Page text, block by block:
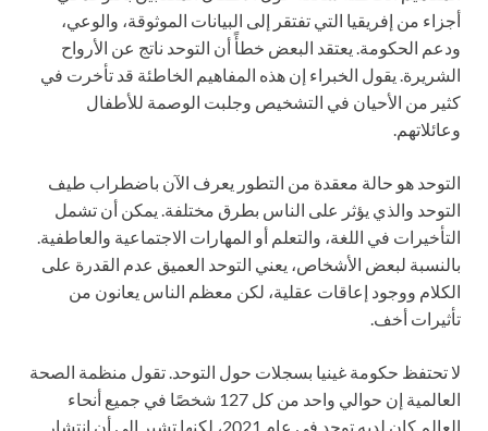
أجزاء من إفريقيا التي تفتقر إلى البيانات الموثوقة، والوعي،
ودعم الحكومة. يعتقد البعض خطأً أن التوحد ناتج عن الأرواح
الشريرة. يقول الخبراء إن هذه المفاهيم الخاطئة قد تأخرت في
كثير من الأحيان في التشخيص وجلبت الوصمة للأطفال
وعائلاتهم.
التوحد هو حالة معقدة من التطور يعرف الآن باضطراب طيف
التوحد والذي يؤثر على الناس بطرق مختلفة. يمكن أن تشمل
التأخيرات في اللغة، والتعلم أو المهارات الاجتماعية والعاطفية.
بالنسبة لبعض الأشخاص، يعني التوحد العميق عدم القدرة على
الكلام ووجود إعاقات عقلية، لكن معظم الناس يعانون من
تأثيرات أخف.
لا تحتفظ حكومة غينيا بسجلات حول التوحد. تقول منظمة الصحة
العالمية إن حوالي واحد من كل 127 شخصًا في جميع أنحاء
العالم كان لديه توحد في عام 2021، لكنها تشير إلى أن انتشار